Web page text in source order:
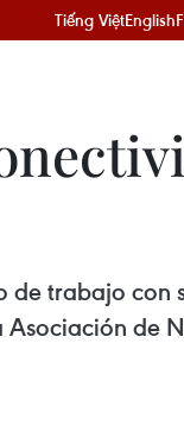
Tiếng ViệtEnglish
de trabajo con
de